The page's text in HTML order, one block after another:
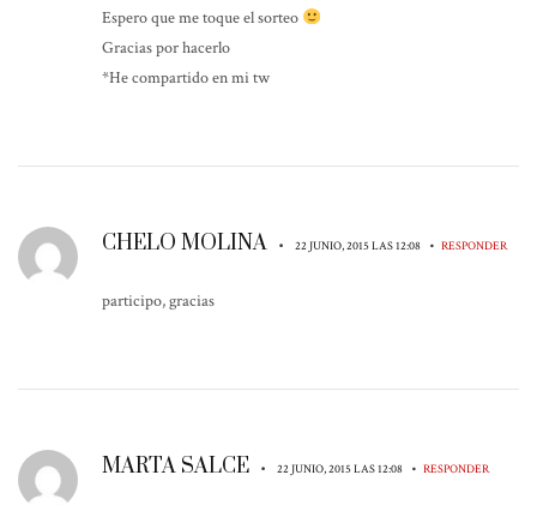
Espero que me toque el sorteo
Gracias por hacerlo
*He compartido en mi tw
CHELO MOLINA • 22 JUNIO, 2015 LAS 12:08 • RESPONDER
participo, gracias
MARTA SALCE • 22 JUNIO, 2015 LAS 12:08 • RESPONDER